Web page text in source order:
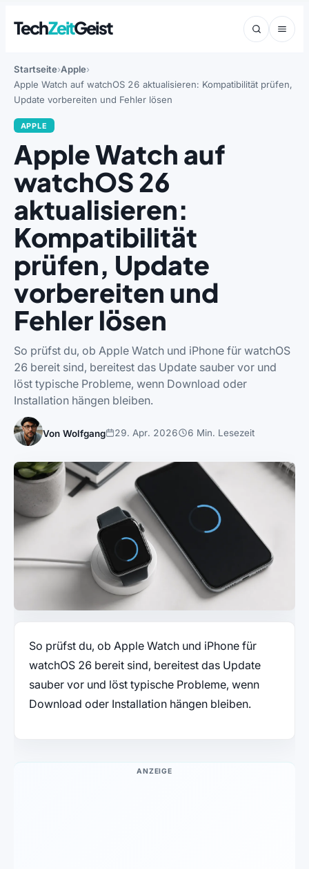
TechZeitGeist
Startseite Apple
Apple Watch auf watchOS 26 aktualisieren: Kompatibilität prüfen,
Update vorbereiten und Fehler lösen
APPLE
Apple Watch auf
watchOS 26
aktualisieren:
Kompatibilität
prüfen, Update
vorbereiten und
Fehler lösen
So prüfst du, ob Apple Watch und iPhone für watchOS
26 bereit sind, bereitest das Update sauber vor und
löst typische Probleme, wenn Download oder
Installation hängen bleiben.
Von Wolfgang 29. Apr. 2026 6 Min. Lesezeit
So prüfst du, ob Apple Watch und iPhone für
watchOS 26 bereit sind, bereitest das Update
sauber vor und löst typische Probleme, wenn
Download oder Installation hängen bleiben.
ANZEIGE